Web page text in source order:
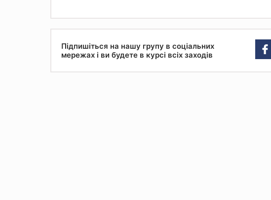
Підпишіться на нашу групу в соціальних
мережах і ви будете в курсі всіх заходів